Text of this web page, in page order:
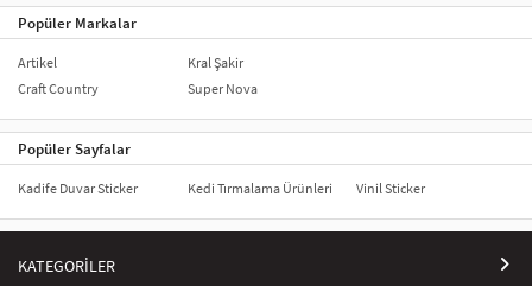
Popüler Markalar
Artikel
Craft Country
Kral Şakir
Super Nova
Popüler Sayfalar
Kadife Duvar Sticker Kedi Tırmalama Ürünleri Vinil Sticker
KATEGORİLER